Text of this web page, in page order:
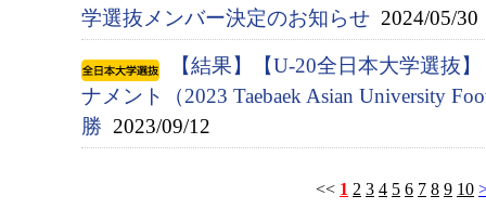
学選抜メンバー決定のお知らせ 2024/05/30
【結果】【U-20全日本大学選抜
ナメント（2023 Taebaek Asian University
勝 2023/09/12
<< 1 2 3 4 5 6 7 8 9 10